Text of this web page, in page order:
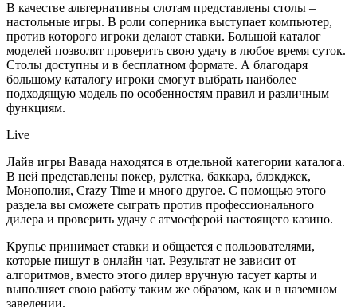
В качестве альтернативны слотам представлены столы –
настольные игры. В роли соперника выступает компьютер,
против которого игроки делают ставки. Большой каталог
моделей позволят проверить свою удачу в любое время суток.
Столы доступны и в бесплатном формате. А благодаря
большому каталогу игроки смогут выбрать наиболее
подходящую модель по особенностям правил и различным
функциям.
Live
Лайв игры Вавада находятся в отдельной категории каталога.
В ней представлены покер, рулетка, баккара, блэкджек,
Монополия, Crazy Time и много другое. С помощью этого
раздела вы сможете сыграть против профессионального
дилера и проверить удачу с атмосферой настоящего казино.
Крупье принимает ставки и общается с пользователями,
которые пишут в онлайн чат. Результат не зависит от
алгоритмов, вместо этого дилер вручную тасует карты и
выполняет свою работу таким же образом, как и в наземном
заведении.